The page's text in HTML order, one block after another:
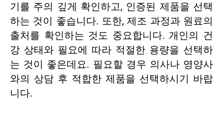
기를 주의 깊게 확인하고, 인증된 제품을 선택
하는 것이 좋습니다. 또한, 제조 과정과 원료의
출처를 확인하는 것도 중요합니다. 개인의 건
강 상태와 필요에 따라 적절한 용량을 선택하
는 것이 좋은데요. 필요할 경우 의사나 영양사
와의 상담 후 적합한 제품을 선택하시기 바랍
니다.